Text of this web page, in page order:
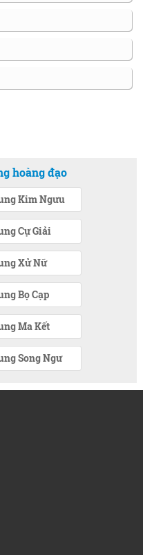
hoàng đạo
Kim Ngưu
Cự Giải
Xử Nữ
Bọ Cạp
Ma Kết
Song Ngư